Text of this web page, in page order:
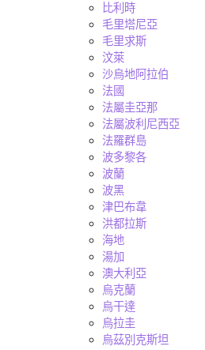
比利時
毛里塔尼亞
毛里求斯
汶萊
沙烏地阿拉伯
法國
法屬圭亞那
法屬波利尼西亞
法羅群島
波多黎各
波蘭
波黑
津巴布韋
洪都拉斯
海地
湯加
澳大利亞
烏克蘭
烏干達
烏拉圭
烏茲別克斯坦